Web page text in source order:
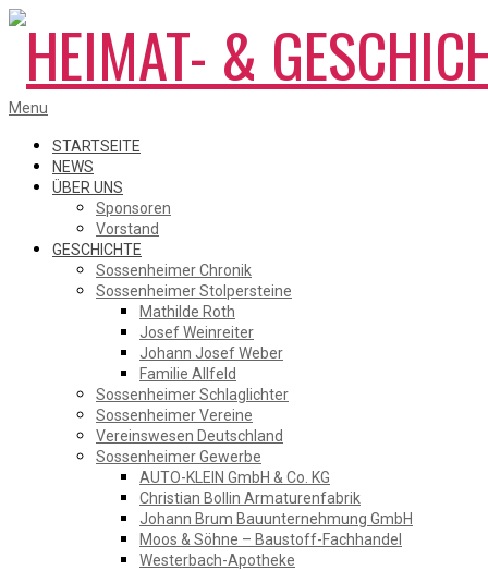
Skip
content
HEIMAT-
&
GESCHICHTSVEREIN
SOSSENHEIM
Primary
Menu
Menu
STARTSEITE
NEWS
ÜBER UNS
Sponsoren
Vorstand
GESCHICHTE
Sossenheimer Chronik
Sossenheimer Stolpersteine
Mathilde Roth
Josef Weinreiter
Johann Josef Weber
Familie Allfeld
Sossenheimer Schlaglichter
Sossenheimer Vereine
Vereinswesen Deutschland
Sossenheimer Gewerbe
AUTO-KLEIN GmbH & Co. KG
Christian Bollin Armaturenfabrik
Johann Brum Bauunternehmung GmbH
Moos & Söhne – Baustoff-Fachhandel
Westerbach-Apotheke